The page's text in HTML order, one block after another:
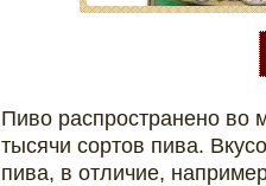
Пиво распространено во
тысячи сортов пива.
пива, в отличие,